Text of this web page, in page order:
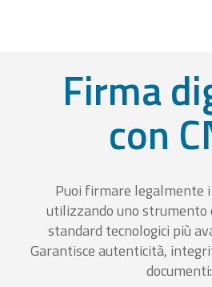
Firma
con
Puoi firmare legalmente
utilizzando uno strumento
standard tecnologici più
Garantisce autenticità,
documenti: